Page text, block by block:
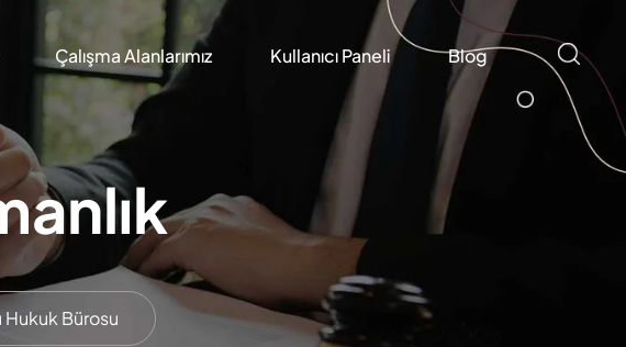
Çalışma Alanlarımız Kullanıcı Paneli Blog
Bürosu